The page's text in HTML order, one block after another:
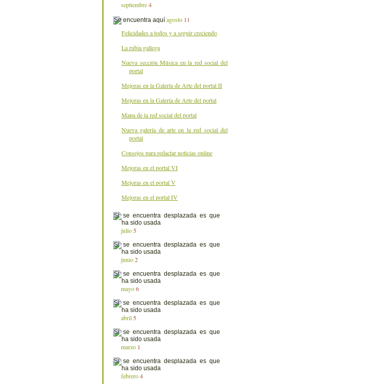
septiembre 4
agosto 11
Felicidades a todos y a seguir creciendo
La rubia gallega
Nueva sección Música en la red social del
portal
Mejoras en la Galería de Arte del portal II
Mejoras en la Galería de Arte del portal
Mapa de la red social del portal
Nueva galería de arte en la red social del
portal
Consejos para redactar noticias online
Mejoras en el portal VI
Mejoras en el portal V
Mejoras en el portal IV
julio 5
junio 2
mayo 6
abril 5
marzo 1
febrero 4